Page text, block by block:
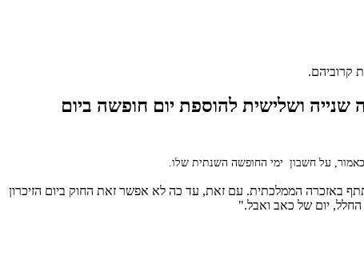
קרוביהם.
שנייה ושלישית להוספת יום חופשה ביום
על חשבון ימי החופשה השנתית שלו.
באזכרה הממלכתית. עם זאת, עד כה לא אפשר זאת החוק ביום הזיכרון
החלל, יום של כאב ואבל."